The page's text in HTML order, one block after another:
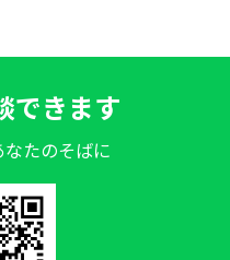
できます
たのそばに